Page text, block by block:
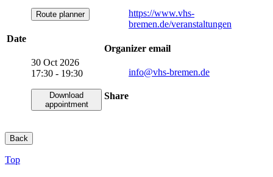
Route planner
Date
30 Oct 2026
17:30 - 19:30
Download
appointment
https://www.vhs-
bremen.de/veranstaltungen
Organizer email
info@vhs-bremen.de
Share
Back
Top